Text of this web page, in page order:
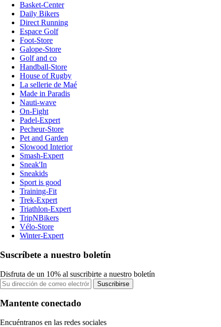
Basket-Center
Daily Bikers
Direct Running
Espace Golf
Foot-Store
Galope-Store
Golf and co
Handball-Store
House of Rugby
La sellerie de Maé
Made in Paradis
Nauti-wave
On-Fight
Padel-Expert
Pecheur-Store
Pet and Garden
Slowood Interior
Smash-Expert
Sneak'In
Sneakids
Sport is good
Training-Fit
Trek-Expert
Triathlon-Expert
TripNBikers
Vélo-Store
Winter-Expert
Suscríbete a nuestro boletín
Disfruta de un 10% al suscribirte a nuestro boletín
Suscribirse
Mantente conectado
Encuéntranos en las redes sociales